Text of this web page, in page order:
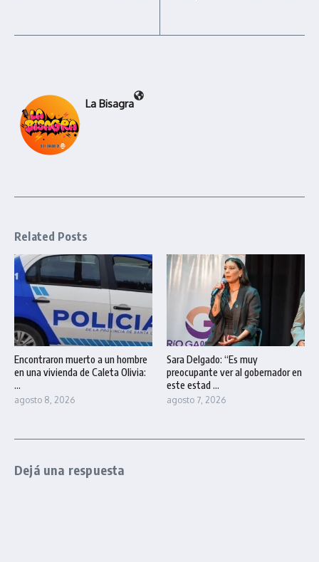
La Bisagra
Related Posts
Encontraron muerto a un hombre
en una vivienda de Caleta Olivia:
...
agosto 8, 2026
Sara Delgado: “Es muy
preocupante ver al gobernador en
este estad ...
agosto 7, 2026
Dejá una respuesta